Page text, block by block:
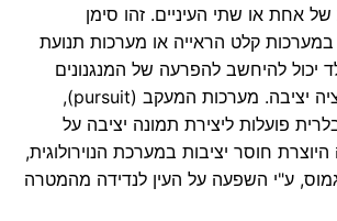
של אחת או שתי העיניים. זהו סימן
קלט הראייה או מערכות תנועת
יכול להיחשב להפרעה של המנגנונים
השומרים על פיקסציה יציבה. מערכות המעקב (pursuit),
פועלות ליצירת תמונה יציבה על
חוסר יציבות במערכת הנוירולוגית,
ע"י השפעה על העין לנדידה מהמטרה